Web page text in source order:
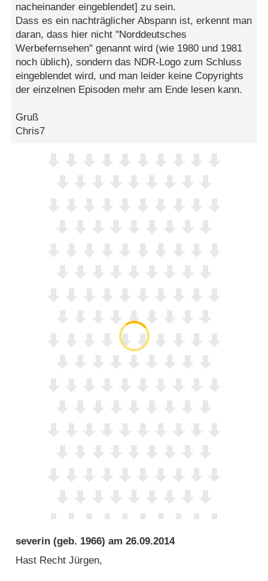
nacheinander eingeblendet] zu sein.
Dass es ein nachträglicher Abspann ist, erkennt man
daran, dass hier nicht "Norddeutsches
Werbefernsehen" genannt wird (wie 1980 und 1981
noch üblich), sondern das NDR-Logo zum Schluss
eingeblendet wird, und man leider keine Copyrights
der einzelnen Episoden mehr am Ende lesen kann.
Gruß
Chris7
severin (geb. 1966) am26.09.2014
Hast Recht Jürgen,